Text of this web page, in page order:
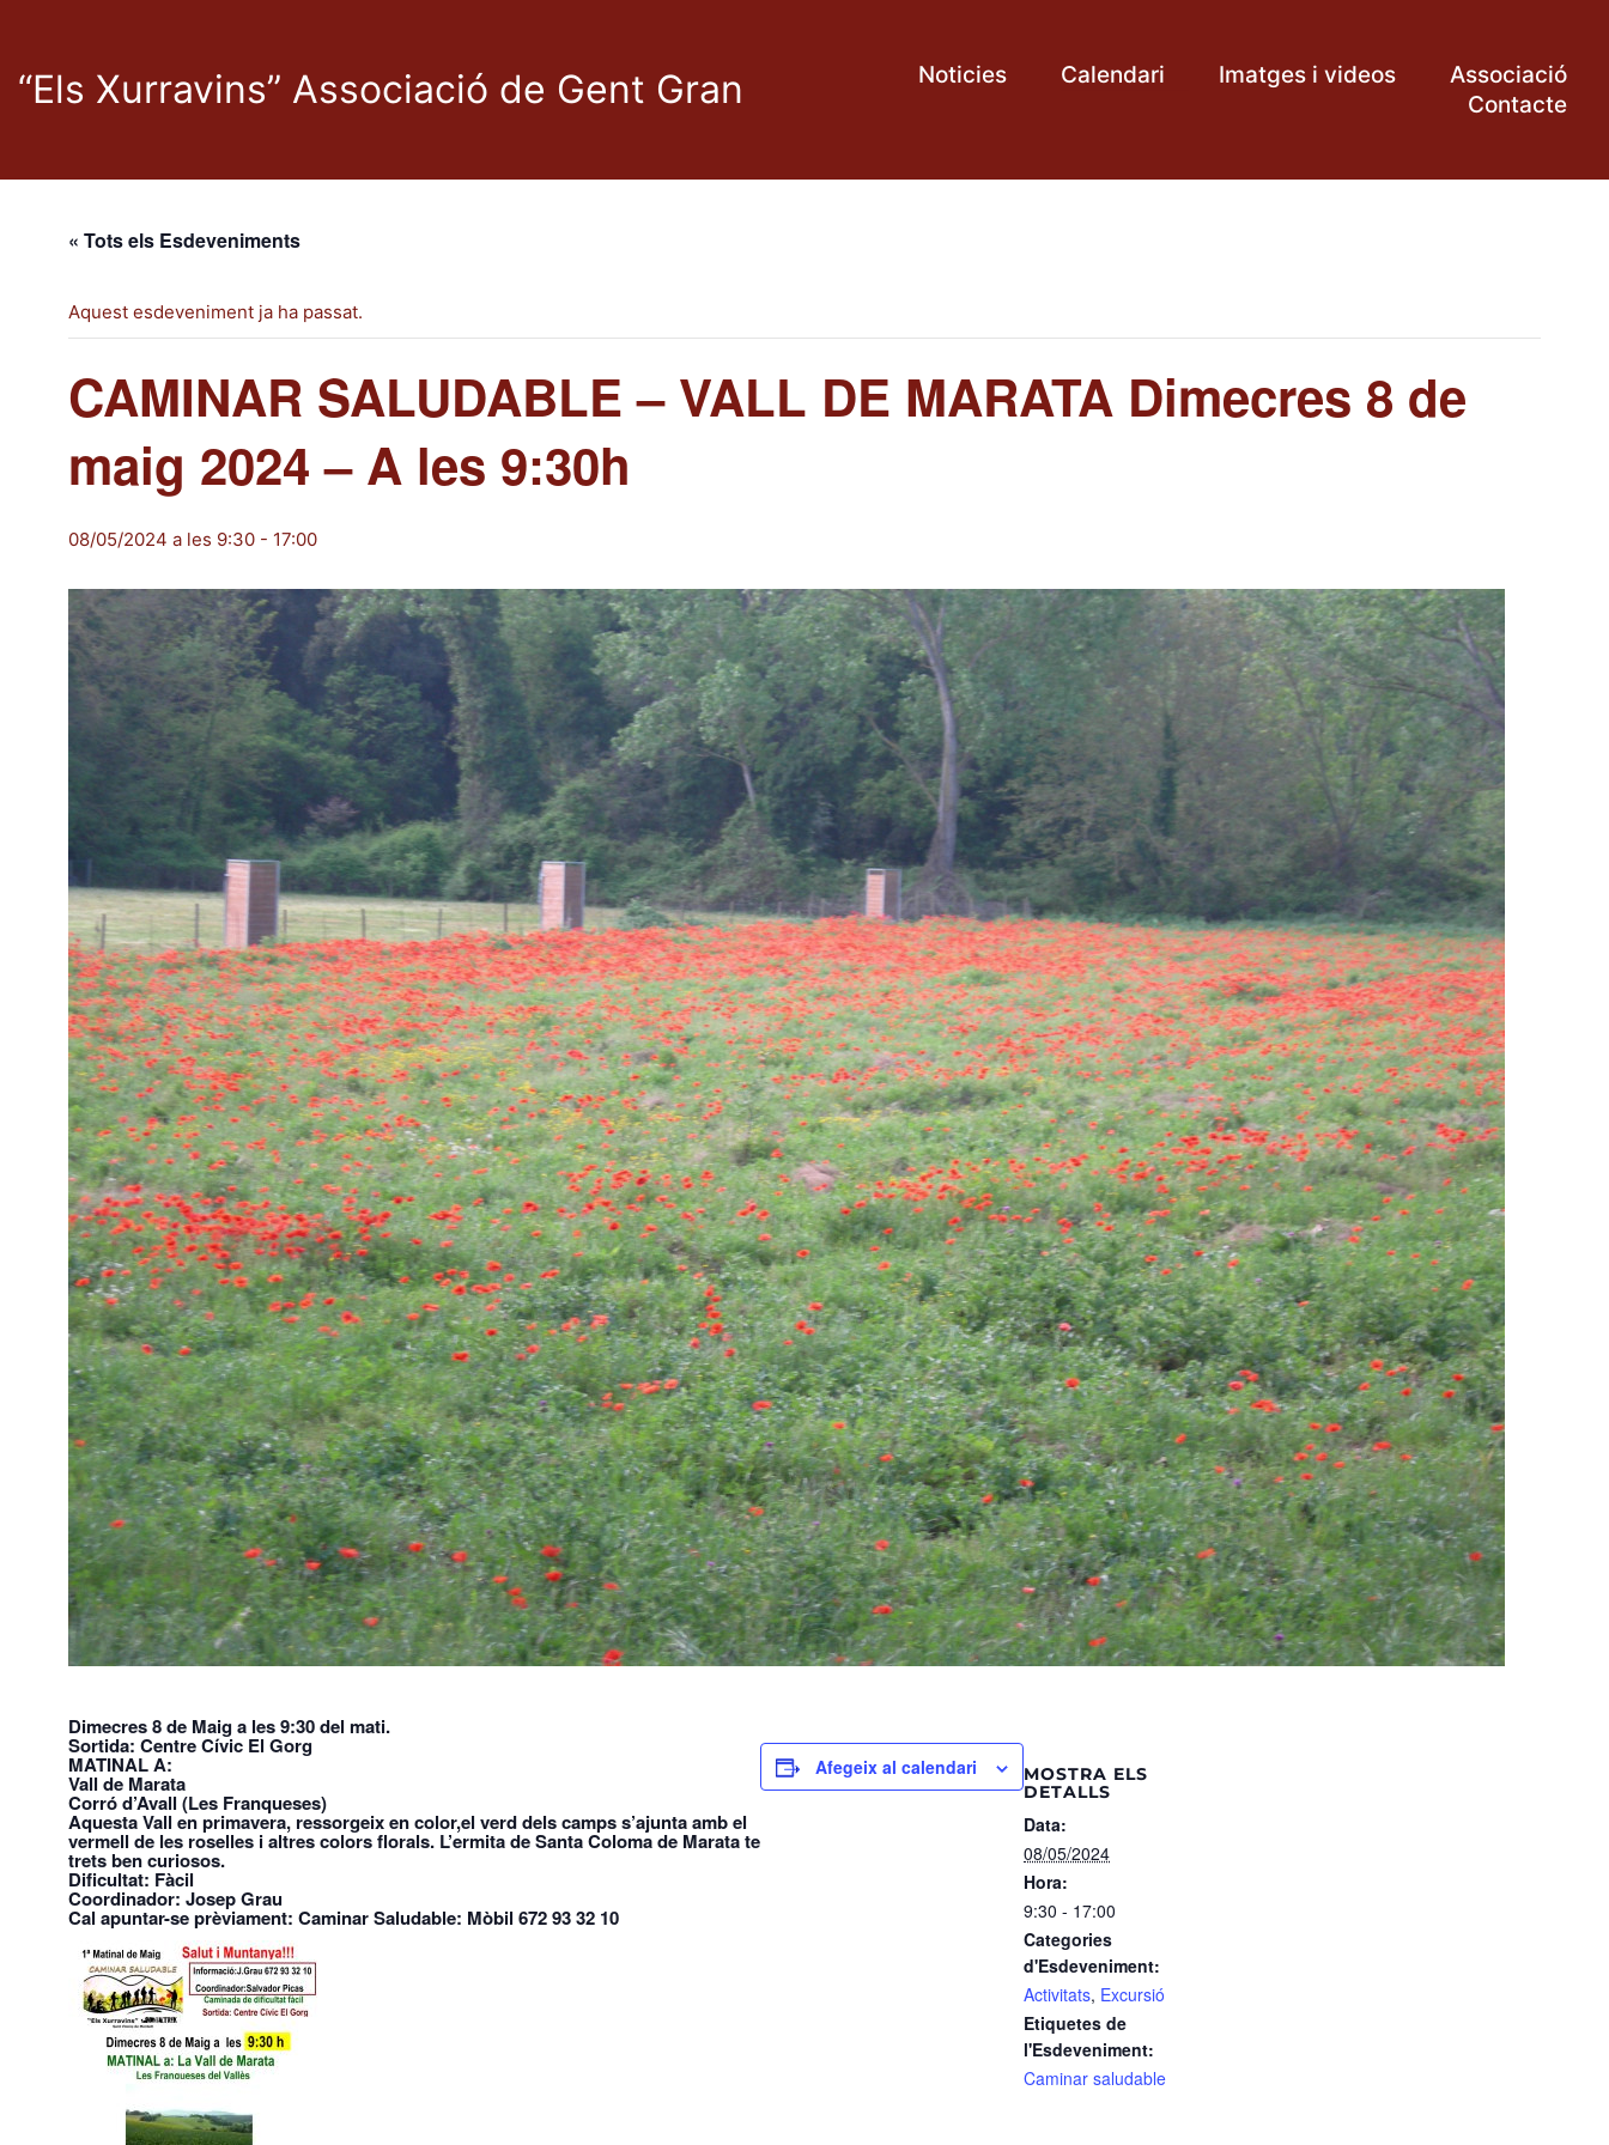
“Els Xurravins” Associació de Gent Gran Noticies Calendari Imatges i videos
Associació
Contacte
« Tots els Esdeveniments
Aquest esdeveniment ja ha passat.
CAMINAR SALUDABLE – VALL DE MARATA Dimecres 8 de
maig 2024 – A les 9:30h
08/05/2024 a les 9:30 - 17:00
Dimecres 8 de Maig a les 9:30 del mati.
Sortida: Centre Cívic El Gorg
MATINAL A:
Vall de Marata
Corró d’Avall (Les Franqueses)
Aquesta Vall en primavera, ressorgeix en color,el verd dels camps s’ajunta amb el
vermell de les roselles i altres colors florals. L’ermita de Santa Coloma de Marata te
trets ben curiosos.
Dificultat: Fàcil
Coordinador: Josep Grau
Cal apuntar-se prèviament: Caminar Saludable: Mòbil 672 93 32 10
Afegeix al calendari
MOSTRA ELS
DETALLS
Data:
08/05/2024
Hora:
9:30 - 17:00
Categories
d'Esdeveniment:
Activitats, Excursió
Etiquetes de
l'Esdeveniment:
Caminar saludable